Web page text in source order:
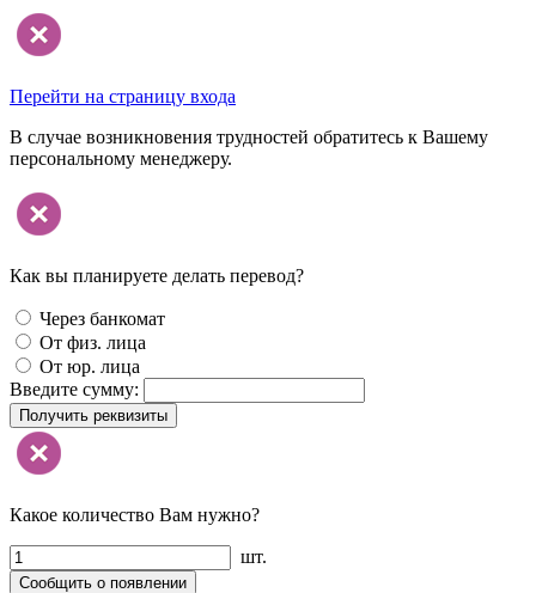
Перейти на страницу входа
В случае возникновения трудностей обратитесь к Вашему
персональному менеджеру.
Как вы планируете делать перевод?
Через банкомат
От физ. лица
От юр. лица
Введите сумму:
Получить реквизиты
Какое количество Вам нужно?
шт.
Сообщить о появлении